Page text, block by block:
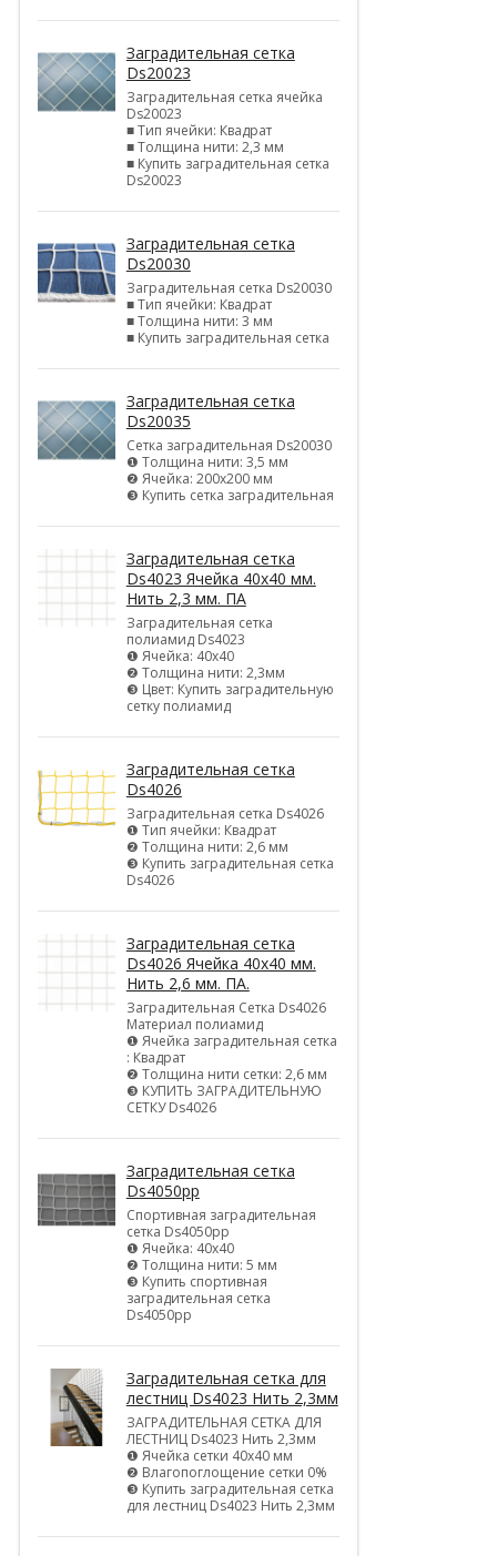
Заградительная сетка
Ds20023
Заградительная сетка ячейка
Ds20023
■ Тип ячейки: Квадрат
■ Толщина нити: 2,3 мм
■ Купить заградительная сетка
Ds20023
Заградительная сетка
Ds20030
Заградительная сетка Ds20030
■ Тип ячейки: Квадрат
■ Толщина нити: 3 мм
■ Купить заградительная сетка
Заградительная сетка
Ds20035
Сетка заградительная Ds20030
❶ Толщина нити: 3,5 мм
❷ Ячейка: 200х200 мм
❸ Купить сетка заградительная
Заградительная сетка
Ds4023 Ячейка 40х40 мм.
Нить 2,3 мм. ПА
Заградительная сетка
полиамид Ds4023
❶ Ячейка: 40х40
❷ Толщина нити: 2,3мм
❸ Цвет: Купить заградительную
сетку полиамид
Заградительная сетка
Ds4026
Заградительная сетка Ds4026
❶ Тип ячейки: Квадрат
❷ Толщина нити: 2,6 мм
❸ Купить заградительная сетка
Ds4026
Заградительная сетка
Ds4026 Ячейка 40х40 мм.
Нить 2,6 мм. ПА.
Заградительная Сетка Ds4026
Материал полиамид
❶ Ячейка заградительная сетка
: Квадрат
❷ Толщина нити сетки: 2,6 мм
❸ КУПИТЬ ЗАГРАДИТЕЛЬНУЮ
СЕТКУ Ds4026
Заградительная сетка
Ds4050pp
Спортивная заградительная
сетка Ds4050pp
❶ Ячейка: 40х40
❷ Толщина нити: 5 мм
❸ Купить спортивная
заградительная сетка
Ds4050pp
Заградительная сетка для
лестниц Ds4023 Нить 2,3мм
ЗАГРАДИТЕЛЬНАЯ СЕТКА ДЛЯ
ЛЕСТНИЦ Ds4023 Нить 2,3мм
❶ Ячейка сетки 40х40 мм
❷ Влагопоглощение сетки 0%
❸ Купить заградительная сетка
для лестниц Ds4023 Нить 2,3мм